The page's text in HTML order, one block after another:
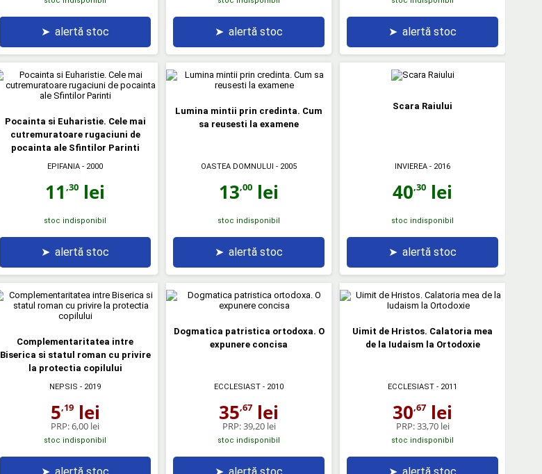
➤ alertă stoc ➤ alertă stoc ➤ alertă stoc
Pocainta si Euharistie. Cele mai
cutremuratoare rugaciuni de
pocainta ale Sfintilor Parinti
EPIFANIA - 2000
11 ,30 lei
stoc indisponibil
➤ alertă stoc
Lumina mintii prin credinta. Cum
sa reusesti la examene
OASTEA DOMNULUI - 2005
13,00 lei
stoc indisponibil
➤ alertă stoc
Scara Raiului
INVIEREA - 2016
40,30 lei
stoc indisponibil
➤ alertă stoc
Complementaritatea intre
Biserica si statul roman cu privire
la protectia copilului
NEPSIS - 2019
5,19lei
PRP:6,00 lei
stoc indisponibil
➤ alertă stoc
Dogmatica patristica ortodoxa. O
expunere concisa
ECCLESIAST - 2010
35,67 lei
PRP:39,20 lei
stoc indisponibil
➤ alertă stoc
Uimit de Hristos. Calatoria mea
de la Iudaism la Ortodoxie
ECCLESIAST - 2011
30,67 lei
PRP:33,70 lei
stoc indisponibil
➤ alertă stoc